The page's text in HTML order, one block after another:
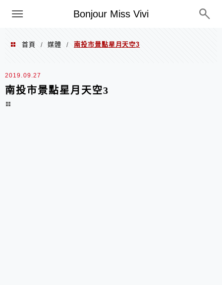
Bonjour Miss Vivi
選單
首頁 / 媒體 / 南投市景點星月天空3
2019.09.27
南投市景點星月天空3